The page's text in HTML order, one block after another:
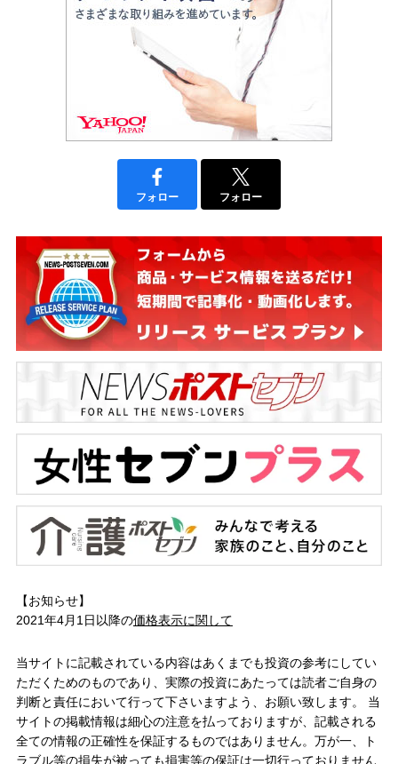
フォロー フォロー
【お知らせ】
2021年4月1日以降の価格表示に関して
当サイトに記載されている内容はあくまでも投資の参考にしてい
ただくためのものであり、実際の投資にあたっては読者ご自身の
判断と責任において行って下さいますよう、お願い致します。 当
サイトの掲載情報は細心の注意を払っておりますが、記載される
全ての情報の正確性を保証するものではありません。万が一、ト
ラブル等の損失が被っても損害等の保証は一切行っておりません